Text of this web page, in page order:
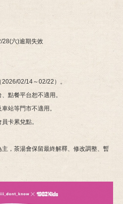
28(六)逾期失效
02/14～02/22）。
點餐平台恕不適用。
站等門市不適用。
卡累兌點。
，茶湯會保留最終解釋、修改調整、暫